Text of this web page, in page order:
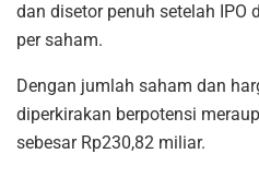
dan disetor penuh setelah IPO
per saham.
Dengan jumlah saham dan
diperkirakan berpotensi
sebesar Rp230,82 miliar.